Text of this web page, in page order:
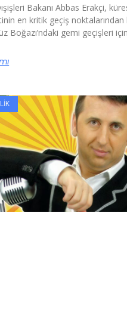
Bakanı Abbas Erakçi,
en kritik geçiş noktalarından
Boğazı’ndaki gemi geçişleri